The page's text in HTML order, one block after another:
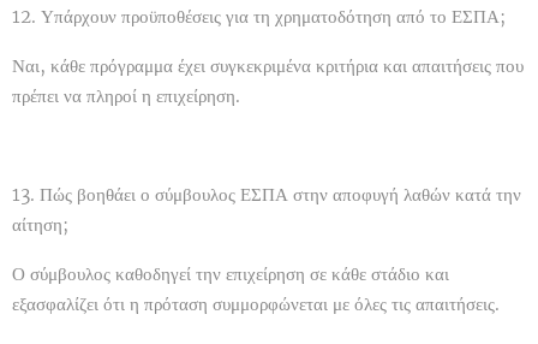
12. Υπάρχουν προϋποθέσεις για τη χρηματοδότηση από το ΕΣΠΑ;
Ναι, κάθε πρόγραμμα έχει συγκεκριμένα κριτήρια και απαιτήσεις που
πρέπει να πληροί η επιχείρηση.
13. Πώς βοηθάει ο σύμβουλος ΕΣΠΑ στην αποφυγή λαθών κατά την
αίτηση;
Ο σύμβουλος καθοδηγεί την επιχείρηση σε κάθε στάδιο και
εξασφαλίζει ότι η πρόταση συμμορφώνεται με όλες τις απαιτήσεις.